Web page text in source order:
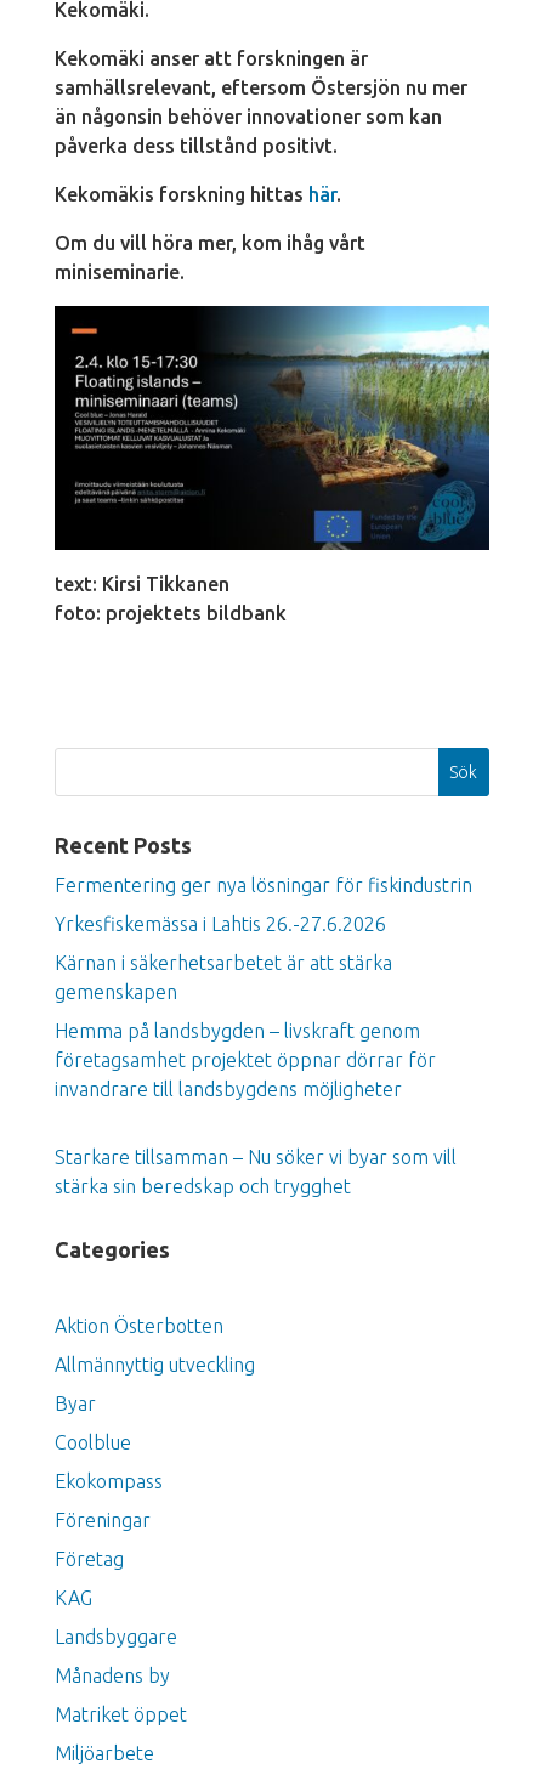
Kekomäki.
Kekomäki anser att forskningen är
samhällsrelevant, eftersom Östersjön nu mer
än någonsin behöver innovationer som kan
påverka dess tillstånd positivt.
Kekomäkis forskning hittas här.
Om du vill höra mer, kom ihåg vårt
miniseminarie.
text: Kirsi Tikkanen
foto: projektets bildbank
Sök
Recent Posts
Fermentering ger nya lösningar för fiskindustrin
Yrkesfiskemässa i Lahtis 26.-27.6.2026
Kärnan i säkerhetsarbetet är att stärka
gemenskapen
Hemma på landsbygden – livskraft genom
företagsamhet projektet öppnar dörrar för
invandrare till landsbygdens möjligheter
Starkare tillsamman – Nu söker vi byar som vill
stärka sin beredskap och trygghet
Categories
Aktion Österbotten
Allmännyttig utveckling
Byar
Coolblue
Ekokompass
Föreningar
Företag
KAG
Landsbyggare
Månadens by
Matriket öppet
Miljöarbete